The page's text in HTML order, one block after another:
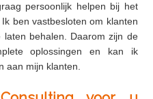
persoonlijk helpen bij het
ben vastbesloten om klanten
behalen. Daarom zijn de
oplossingen en kan ik
aan mijn klanten.